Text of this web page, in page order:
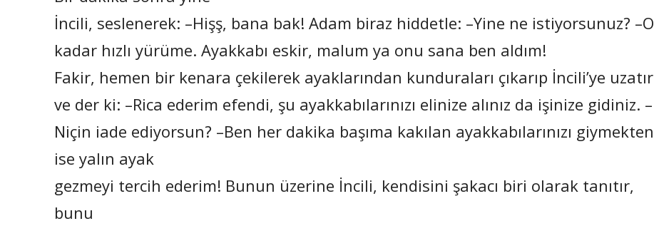
İncili, seslenerek: –Hişş, bana bak! Adam biraz hiddetle: –Yine ne istiyorsunuz? –O
kadar hızlı yürüme. Ayakkabı eskir, malum ya onu sana ben aldım!
Fakir, hemen bir kenara çekilerek ayaklarından kunduraları çıkarıp İncili’ye uzatır
ve der ki: –Rica ederim efendi, şu ayakkabılarınızı elinize alınız da işinize gidiniz. –
Niçin iade ediyorsun? –Ben her dakika başıma kakılan ayakkabılarınızı giymekten
ise yalın ayak
gezmeyi tercih ederim! Bunun üzerine İncili, kendisini şakacı biri olarak tanıtır,
bunu